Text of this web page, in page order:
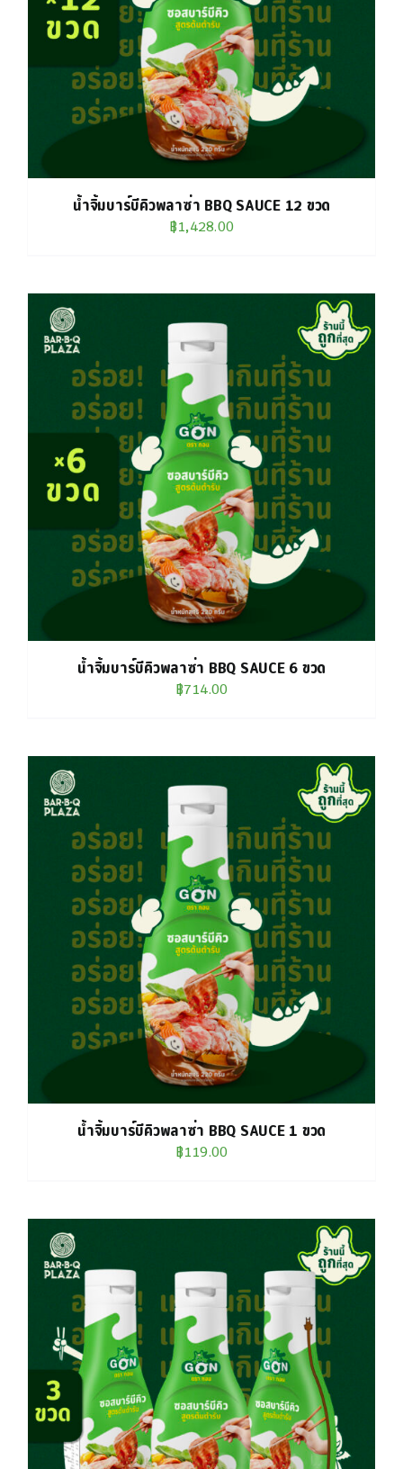
น้ำจิ้มบาร์บีคิวพลาซ่า BBQ SAUCE 12 ขวด
฿1,428.00
น้ำจิ้มบาร์บีคิวพลาซ่า BBQ SAUCE 6 ขวด
฿714.00
น้ำจิ้มบาร์บีคิวพลาซ่า BBQ SAUCE 1 ขวด
฿119.00